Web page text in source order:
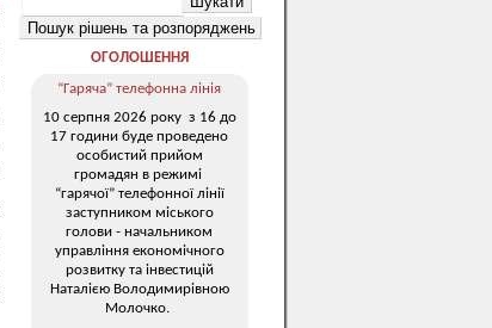
ОГОЛОШЕННЯ
“Гаряча” телефонна лінія
10 серпня 2026 року з 16 до
17 години буде проведено
особистий прийом
громадян в режимі
“гарячої” телефонної лінії
заступником міського
голови - начальником
управління економічного
розвитку та інвестицій
Наталією Володимирівною
Молочко.